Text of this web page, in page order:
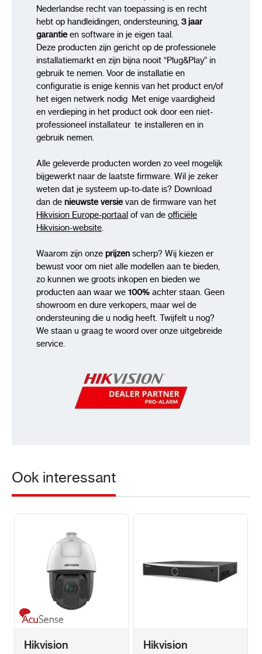
Nederlandse recht van toepassing is en recht
hebt op handleidingen, ondersteuning, 3 jaar
garantieen software in je eigen taal.
Deze producten zijn gericht op de professionele
installatiemarkt en zijn bijna nooit “Plug&Play” in
gebruik te nemen. Voor de installatie en
configuratie is enige kennis van het product en/of
het eigen netwerk nodig Met enige vaardigheid
en verdieping in het product ook door een niet-
professioneel installateur te installeren en in
gebruik nemen.
Alle geleverde producten worden zo veel mogelijk
bijgewerkt naar de laatste firmware. Wil je zeker
weten dat je systeem up-to-date is? Download
dan de nieuwste versievan de firmware van het
Hikvision Europe-portaal of van de officiële
Hikvision-website.
Waarom zijn onze prijzen scherp? Wij kiezen er
bewust voor om niet alle modellen aan te bieden,
zo kunnen we groots inkopen en bieden we
producten aan waar we 100% achter staan. Geen
showroom en dure verkopers, maar wel de
ondersteuning die u nodig heeft. Twijfelt u nog?
We staan u graag te woord over onze uitgebreide
service.
Ook interessant
Hikvision Hikvision